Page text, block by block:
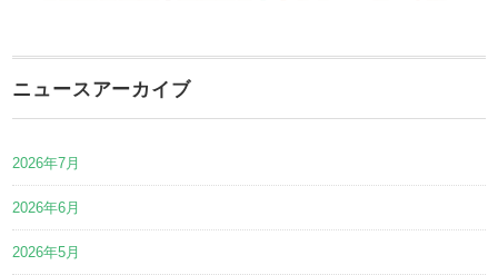
ニュースアーカイブ
2026年7月
2026年6月
2026年5月